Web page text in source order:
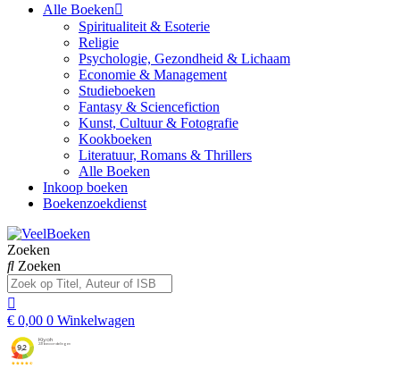
Alle Boeken
Spiritualiteit & Esoterie
Religie
Psychologie, Gezondheid & Lichaam
Economie & Management
Studieboeken
Fantasy & Sciencefiction
Kunst, Cultuur & Fotografie
Kookboeken
Literatuur, Romans & Thrillers
Alle Boeken
Inkoop boeken
Boekenzoekdienst
Zoeken
Zoeken
€ 0,00 0 Winkelwagen